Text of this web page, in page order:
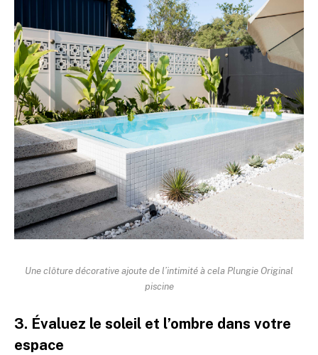
Une clôture décorative ajoute de l’intimité à cela Plungie Original
piscine
3. Évaluez le soleil et l’ombre dans votre
espace